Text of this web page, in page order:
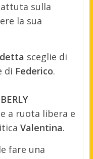
sulla
la sua
sceglie di
di Federico.
a ruota libera e
Valentina.
fare una